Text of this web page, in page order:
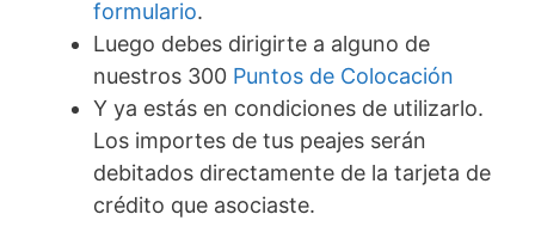
formulario.
Luego debes dirigirte a alguno de
nuestros 300 Puntos de Colocación
Y ya estás en condiciones de utilizarlo.
Los importes de tus peajes serán
debitados directamente de la tarjeta de
crédito que asociaste.